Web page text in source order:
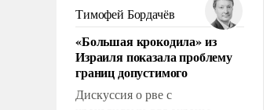
налогоплательщиков и где
Еревану за свои поступки не
нужно отвечать.
Тимофей Бордачёв
«Большая крокодила» из
Израиля показала проблему
границ допустимого
Дискуссия о рве с